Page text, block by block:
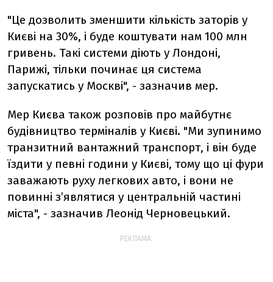
"Це дозволить зменшити кількість заторів у
Києві на 30%, і буде коштувати нам 100 млн
гривень. Такі системи діють у Лондоні,
Парижі, тільки починає ця система
запускатись у Москві", - зазначив мер.
Мер Києва також розповів про майбутнє
будівництво терміналів у Києві. "Ми зупинимо
транзитний вантажний транспорт, і він буде
їздити у певні години у Києві, тому що ці фури
заважають руху легкових авто, і вони не
повинні з’являтися у центральній частині
міста", - зазначив Леонід Черновецький.
РЕКЛАМА: